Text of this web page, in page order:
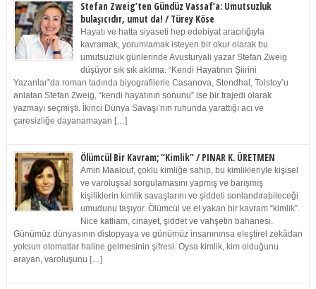
Stefan Zweig’ten Gündüz Vassaf’a: Umutsuzluk
bulaşıcıdır, umut da! / Türey Köse
Hayatı ve hatta siyaseti hep edebiyat aracılığıyla
kavramak, yorumlamak isteyen bir okur olarak bu
umutsuzluk günlerinde Avusturyalı yazar Stefan Zweig
düşüyor sık sık aklıma. “Kendi Hayatının Şiirini
Yazanlar”da roman tadında biyografilerle Casanova, Stendhal, Tolstoy’u
anlatan Stefan Zweig, “kendi hayatının sonunu” ise bir trajedi olarak
yazmayı seçmişti. İkinci Dünya Savaşı’nın ruhunda yarattığı acı ve
çaresizliğe dayanamayan […]
Ölümcül Bir Kavram; “Kimlik” / PINAR K. ÜRETMEN
Amin Maalouf, çoklu kimliğe sahip, bu kimlikleriyle kişisel
ve varoluşsal sorgulamasını yapmış ve barışmış
kişiliklerin kimlik savaşlarını ve şiddeti sonlandırabileceği
umudunu taşıyor. Ölümcül ve el yakan bir kavram “kimlik”.
Nice katliam, cinayet, şiddet ve vahşetin bahanesi.
Günümüz dünyasının distopyaya ve günümüz insanınınsa eleştirel zekâdan
yoksun otomatlar haline gelmesinin şifresi. Oysa kimlik, kim olduğunu
arayan, varoluşunu […]